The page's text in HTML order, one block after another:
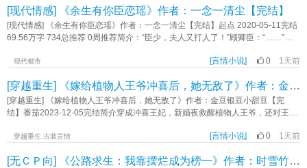
钱？简单，那我收个过路费不就行了。在顾绵绵用骚操作推平主线时，系统又甩
出任务：请攻略优质男性。顾绵绵：这个攻略，可以是攻击的攻吗？某优质男
性：可以，但你可以只攻击我一个吗？cp：爱装模作样的嚣张女主x爱撒娇的缺德
男主阅读提示：1、给女主用这个名字是为了玩反差；2、女主勉强算好人，只是
性格有一定缺陷，容易随心所欲，且这个世界由于特殊原因人渣多，女主不太会
对配角心软；3、架空古代背景，搞笑+战斗，带点奇幻带点克，请勿考据。4、
微群像。内容标签： 欢喜冤家 系统 古代幻想 沙雕 反套路 克苏鲁主角视角顾绵绵
温小楼配角萧延昱赵婉茵顾青荷青霄娘子萧既明一句话简介：物理宅斗你怕了吗
立意：冷静对待意外，才能获得成功《说好的宅斗，怎么打起来了？》作者：清
香大鱿鱼
尊重，互道珍重。二、种田基建剧情流，剧情舒缓平静，节奏慢。三、女主独立
但不孤立，道德三观比较灵活，有野心有心计，先利己顺便利人。配角各有各的
考量算计，全文无完美人物。四、晋江好文千千万，不喜你就换；看到雷点你就
争，好心情很珍贵，大家别浪费。弃文不必告知。辱骂吵架会删评。日更三千，
配角李海明何亚文陈春河陈青松王志刚林琴南吴清源宁舒宪一句话简介：疾风劲
草，嘴甜心狠女主角。立意：如果世界是黑暗的，我便成为火炬。《回到六零当
生产队长》作者：洛水伽楠
的一个小院子里，过得倒是热闹的紧。清早，外头天还没有亮，婆婆杨铁娘的大
嗓门就打窗外飘进来了。芙生打着哈欠披上干净的衫子，不用睁眼便摸去了同胞
哥哥祝筠生的房中，两巴掌将人打醒，瞧着人捧上书了，这才厨房舀水，开始净
不足、前途渺茫的，胞兄有读书的天赋却偏要空耗。那她也只能好好学习，并顺
像。2，女主开篇小，剧情拉扯长，温馨向。3，喜欢的点点收藏哦，男主出场比
较晚，介意者慎入。内容标签： 穿越时空 种田文 美食 市井生活 日常 宋穿主角视
角祝芙生（三娘）宋鹤安配角祝家众人一句话简介：好好学习，哥哥向上，全家
[现代情感] 《余生有你臣恋瑶》作者：一念一清尘【完结】
[现代情感] 《余生有你臣恋瑶》作者：一念一清尘【完结】起点 2020-05-11完结
69.56万字 734总推荐 0周推荐简介：“臣少，夫人又打人了！”顾卿臣：“……”总
人，撞人家车了！”顾卿臣：小丫头，真不把我的话放在心上啊！关起来！结果从
他”顾卿臣：“备车，我去边上看着。这小丫头不亲自把这口气用拳头撒出去，怕是
几天都不能消停。”顾家是京城的豪门，顾氏集团是全国的经济巨头，而掌管顾氏
集团的顾卿臣，相传他冷血无情，不近女色，在商场上向来是铁血手腕，让人闻
生非她不娶。待小丫头十八岁那年，他满心欢喜的去找她可看到的却是她接受了
生有你。《余生有你臣恋瑶》作者：一念一清尘
现代都市 [言情小说] 0 1天前
[穿越重生] 《嫁给植物人王爷冲喜后，她无敌了》作者：金豆银豆小甜豆【完结】
[穿越重生] 《嫁给植物人王爷冲喜后，她无敌了》作者：金豆银豆小甜豆【完
结】番茄2023-12-05完结简介穿成冲喜王妃，新婚夜救醒植物人王爷，还对王爷
骂她无才，她琴棋书画、暗器武功无一不通，狠虐各路渣渣。 就连那高冷王爷也
笑，“和离吧。”已完结宫斗宅斗医术古代言情穿越空间138.2万字《嫁给植物人王
穿越重生,古装言情 [言情小说] 0 1天前
[无ＣＰ向] 《公路求生：我靠摆烂成为榜一》作者：时雪竹【完结】